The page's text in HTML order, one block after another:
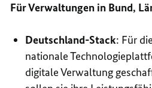
Für Verwaltungen in Bund,
Deutschland-Stack: Für
nationale
digitale Verwaltung